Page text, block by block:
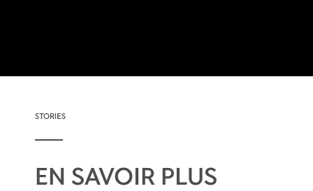
STORIES
EN SAVOIR PLUS